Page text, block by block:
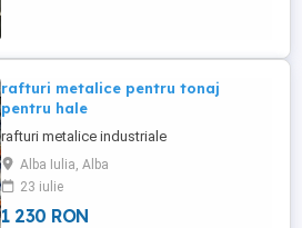
rafturi metalice pentru tonaj
pentru hale
rafturi metalice industriale
Alba Iulia, Alba
23 iulie
1 230 RON